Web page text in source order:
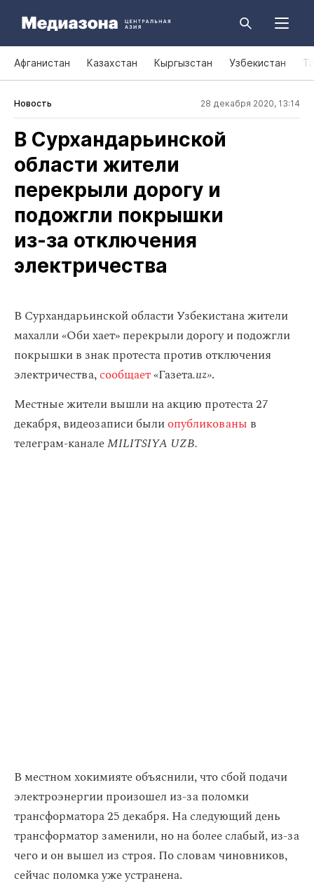
Афганистан Казахстан Кыргызстан Узбекистан
Новость 28 декабря 2020, 13:14
В Сурхандарьинской
области жители
перекрыли дорогу и
подожгли покрышки
из‑за отключения
электричества
В Сурхандарьинской области Узбекистана жители
махалли «Оби хает» перекрыли дорогу и подожгли
покрышки в знак протеста против отключения
электричества,сообщает«Газета.uz».
Местные жители вышли на акцию протеста 27
декабря, видеозаписи былиопубликованы в
телеграм-каналеMILITSIYA UZB.
В местном хокимияте объяснили, что сбой подачи
электроэнергии произошел из-за поломки
трансформатора 25 декабря. На следующий день
трансформатор заменили, но на более слабый, из-за
чего и он вышел из строя. По словам чиновников,
сейчас поломка уже устранена.